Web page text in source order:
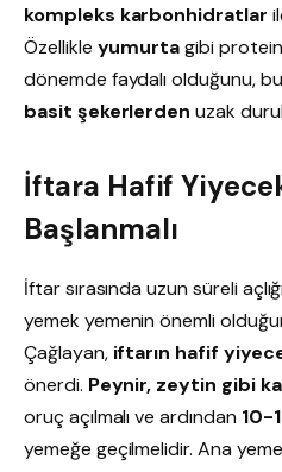
kompleks karbonhidratlar
Özellikle yumurtagibi protein
dönemde faydalı olduğunu,
basit şekerlerden uzak
İftara Hafif
Başlanmalı
İftar sırasında uzun süreli
yemek yemenin önemli
Çağlayan, iftarın hafif
önerdi. Peynir, zeytin gibi
oruç açılmalı ve ardından 10-
yemeğe geçilmelidir. Ana